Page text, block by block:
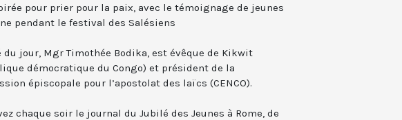
pour prier pour la paix, avec le témoignage de jeunes
pendant le festival des Salésiens
du jour, Mgr Timothée Bodika, est évêque de Kikwit
démocratique du Congo) et président de la
épiscopale pour l’apostolat des laïcs (CENCO).
chaque soir le journal du Jubilé des Jeunes à Rome, de